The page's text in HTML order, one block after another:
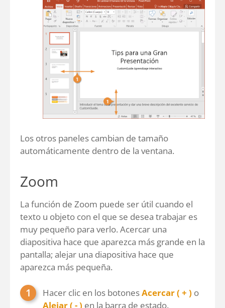
Los otros paneles cambian de tamaño
automáticamente dentro de la ventana.
Zoom
La función de Zoom puede ser útil cuando el
texto u objeto con el que se desea trabajar es
muy pequeño para verlo. Acercar una
diapositiva hace que aparezca más grande en la
pantalla; alejar una diapositiva hace que
aparezca más pequeña.
Hacer clic en los botonesAcercar ( + ) o
Alejar ( - ) en la barra de estado.